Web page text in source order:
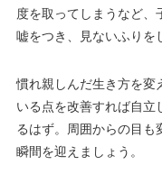
度を取ってしまうなど、
嘘をつき、見ないふりを
慣れ親しんだ生き方を変
いる点を改善すれば自立
るはず。周囲からの目も
瞬間を迎えましょう。